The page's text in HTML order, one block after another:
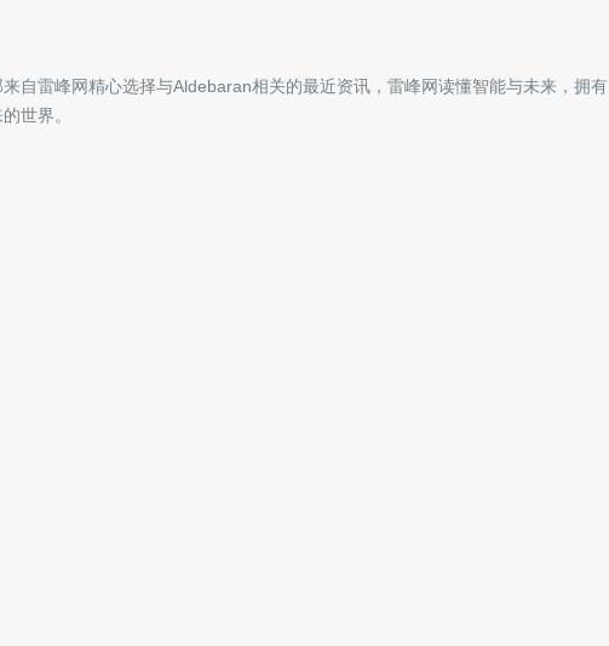
自雷峰网精心选择与Aldebaran相关的最近资讯，雷峰网读懂智能与未来，拥有
世界。